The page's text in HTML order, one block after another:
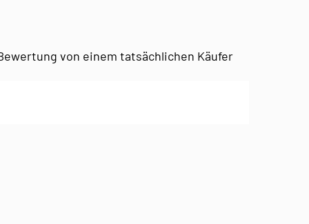
von einem tatsächlichen Käufer